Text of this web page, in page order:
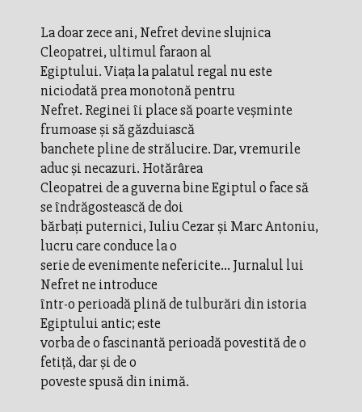
La doar zece ani, Nefret devine slujnica
Cleopatrei, ultimul faraon al
Egiptului. Viaţa la palatul regal nu este
niciodată prea monotonă pentru
Nefret. Reginei îi place să poarte veşminte
frumoase şi să găzduiască
banchete pline de strălucire. Dar, vremurile
aduc şi necazuri. Hotărârea
Cleopatrei de a guverna bine Egiptul o face să
se îndrăgostească de doi
bărbaţi puternici, Iuliu Cezar şi Marc Antoniu,
lucru care conduce la o
serie de evenimente nefericite... Jurnalul lui
Nefret ne introduce
într-o perioadă plină de tulburări din istoria
Egiptului antic; este
vorba de o fascinantă perioadă povestită de o
fetiţă, dar şi de o
poveste spusă din inimă.